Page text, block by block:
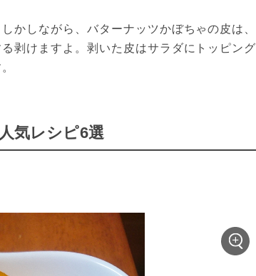
かしながら、バターナッツかぼちゃの皮は、
剥けますよ。剥いた皮はサラダにトッピング
気レシピ6選